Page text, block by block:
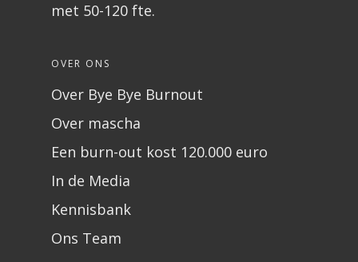
met 50-120 fte.
OVER ONS
Over Bye Bye Burnout
Over mascha
Een burn-out kost 120.000 euro
In de Media
Kennisbank
Ons Team